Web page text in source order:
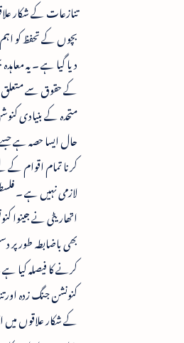
تنازعات کے شکار
بچوں کے تحفظ کو
دیا گیا ہے ۔ یہ
کے حقوق سے متعلق
متحدہ کے بنیادی
حال ایسا حصہ ہے
کرنا تمام اقوام کے
لازمی نہیں ہے ۔
اتھاریٹی نے جینوا
بھی باضابطہ طور پر
کرنے کا فیصلہ کیا
کنونشن جنگ زدہ اور
کے شکار علاقوں میں